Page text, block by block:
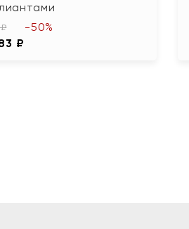
₽
₽
-50%